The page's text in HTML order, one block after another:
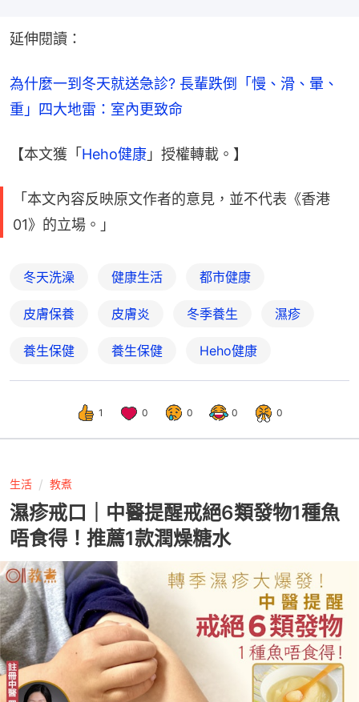
延伸閱讀：
為什麼一到冬天就送急診? 長輩跌倒「慢、滑、暈、
重」四大地雷：室內更致命
【本文獲「 Heho健康 」授權轉載。】
「本文內容反映原文作者的意見，並不代表《香港
01》的立場。」
冬天洗澡 健康生活 都市健康
皮膚保養 皮膚炎 冬季養生 濕疹
養生保健 養生保健 Heho健康
1 0 0 0 0
生活 教煮
濕疹戒口｜中醫提醒戒絕6類發物1種魚
唔食得！推薦1款潤燥糖水